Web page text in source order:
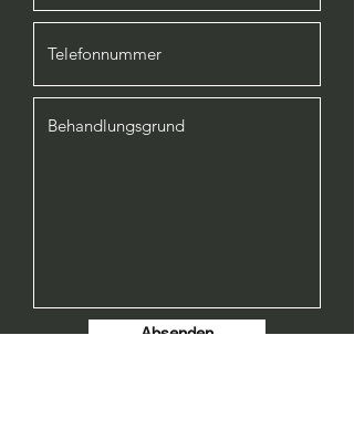
Absenden